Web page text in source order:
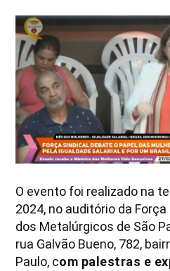
O evento foi realizado na
2024, no auditório da
dos Metalúrgicos de São
rua Galvão Bueno, 782,
Paulo, com palestras e